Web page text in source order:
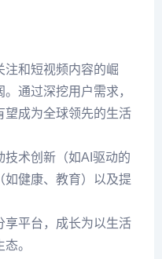
注和短视频内容的崛
通过深挖用户需求，
望成为全球领先的生活
术创新（如AI驱动的
如健康、教育）以及提
享平台，成长为以生活
。